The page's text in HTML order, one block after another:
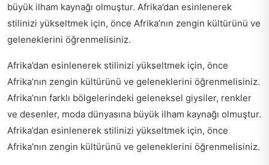
büyük ilham kaynağı olmuştur. Afrika’dan esinlenerek
stilinizi yükseltmek için, önce Afrika’nın zengin kültürünü ve
geleneklerini öğrenmelisiniz.
Afrika’dan esinlenerek stilinizi yükseltmek için, önce
Afrika’nın zengin kültürünü ve geleneklerini öğrenmelisiniz.
Afrika’nın farklı bölgelerindeki geleneksel giysiler, renkler
ve desenler, moda dünyasına büyük ilham kaynağı olmuştur.
Afrika’dan esinlenerek stilinizi yükseltmek için, önce
Afrika’nın zengin kültürünü ve geleneklerini öğrenmelisiniz.